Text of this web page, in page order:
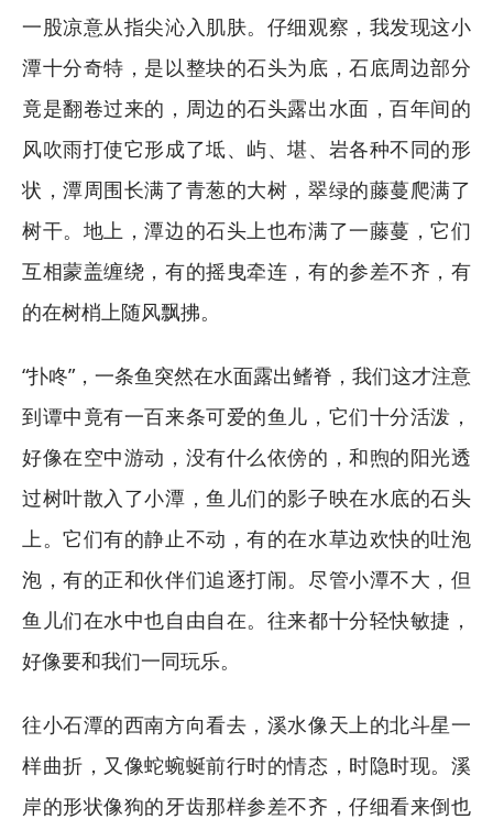
一股凉意从指尖沁入肌肤。仔细观察，我发现这小
潭十分奇特，是以整块的石头为底，石底周边部分
竟是翻卷过来的，周边的石头露出水面，百年间的
风吹雨打使它形成了坻、屿、堪、岩各种不同的形
状，潭周围长满了青葱的大树，翠绿的藤蔓爬满了
树干。地上，潭边的石头上也布满了一藤蔓，它们
互相蒙盖缠绕，有的摇曳牵连，有的参差不齐，有
的在树梢上随风飘拂。
“扑咚”，一条鱼突然在水面露出鳍脊，我们这才注意
到谭中竟有一百来条可爱的鱼儿，它们十分活泼，
好像在空中游动，没有什么依傍的，和煦的阳光透
过树叶散入了小潭，鱼儿们的影子映在水底的石头
上。它们有的静止不动，有的在水草边欢快的吐泡
泡，有的正和伙伴们追逐打闹。尽管小潭不大，但
鱼儿们在水中也自由自在。往来都十分轻快敏捷，
好像要和我们一同玩乐。
往小石潭的西南方向看去，溪水像天上的北斗星一
样曲折，又像蛇蜿蜒前行时的情态，时隐时现。溪
岸的形状像狗的牙齿那样参差不齐，仔细看来倒也